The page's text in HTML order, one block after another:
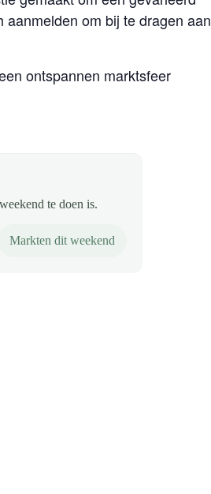
om bij te dragen aan
ontspannen marktsfeer
te doen is.
Markten dit weekend